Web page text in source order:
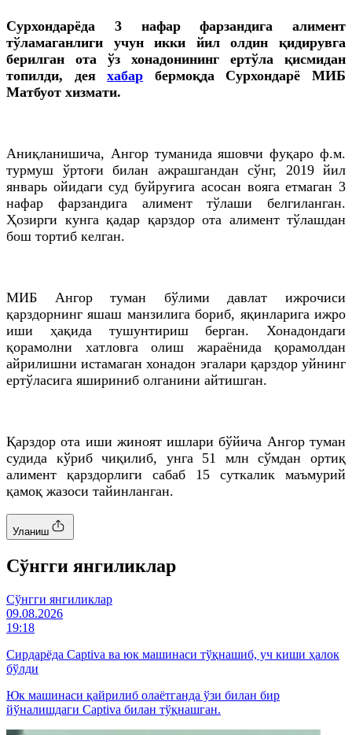
Сурхондарёда 3 нафар фарзандига алимент
тўламаганлиги учун икки йил олдин қидирувга
берилган ота ўз хонадонининг ертўла қисмидан
топилди, деяхабар бермоқда Сурхондарё МИБ
Матбуот хизмати.
Аниқланишича, Ангор туманида яшовчи фуқаро ф.м.
турмуш ўртоғи билан ажрашгандан сўнг, 2019 йил
январь ойидаги суд буйруғига асосан вояга етмаган 3
нафар фарзандига алимент тўлаши белгиланган.
Ҳозирги кунга қадар қарздор ота алимент тўлашдан
бош тортиб келган.
МИБ Ангор туман бўлими давлат ижрочиси
қарздорнинг яшаш манзилига бориб, яқинларига ижро
иши ҳақида тушунтириш берган. Хонадондаги
қорамолни хатловга олиш жараёнида қорамолдан
айрилишни истамаган хонадон эгалари қарздор уйнинг
ертўласига яшириниб олганини айтишган.
Қарздор ота иши жиноят ишлари бўйича Ангор туман
судида кўриб чиқилиб, унга 51 млн сўмдан ортиқ
алимент қарздорлиги сабаб 15 суткалик маъмурий
қамоқ жазоси тайинланган.
Уланиш
Cўнгги янгиликлар
Cўнгги янгиликлар
09.08.2026
19:18
Сирдарёда Captiva ва юк машинаси тўқнашиб, уч киши ҳалок
бўлди
Юк машинаси қайрилиб олаётганда ўзи билан бир
йўналишдаги Captiva билан тўқнашган.